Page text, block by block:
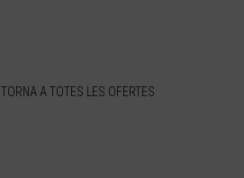
TORNA A TOTES LES OFERTES